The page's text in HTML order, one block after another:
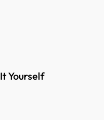
Yourself